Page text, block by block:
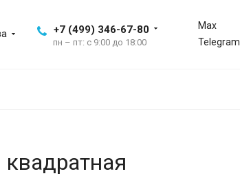
+7 (499) 346-67-80
пн – пт: с 9:00 до 18:00
Max
Telegram